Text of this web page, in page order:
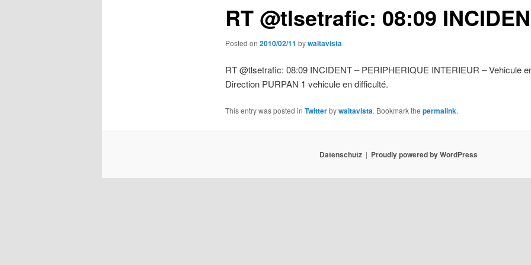
RT @tlsetrafic: 08:09
Posted on 2010/02/11 bywaltavista
RT @tlsetrafic: 08:09 INCIDENT – PERIPHERIQUE INTERIEUR – Vehicule
Direction PURPAN 1 vehicule en difficulté.
This entry was posted in Twitterbywaltavista. Bookmark the permalink.
Datenschutz Proudly powered by WordPress